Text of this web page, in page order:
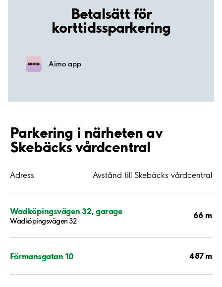
Betalsätt för
korttidssparkering
Aimo app
Parkering i närheten av
Skebäcks vårdcentral
Adress Avstånd till Skebäcks vårdcentral
Wadköpingsvägen 32, garage
Wadköpingsvägen 32
66 m
Förmansgatan 10 487 m